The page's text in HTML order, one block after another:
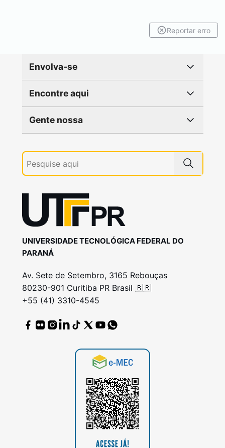
Reportar erro
Envolva-se
Encontre aqui
Gente nossa
UNIVERSIDADE TECNOLÓGICA FEDERAL DO
PARANÁ
Av. Sete de Setembro, 3165 Rebouças
80230-901 Curitiba PR Brasil 🇧🇷
+55 (41) 3310-4545